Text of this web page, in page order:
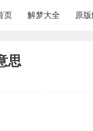
页 解梦大全 原
思